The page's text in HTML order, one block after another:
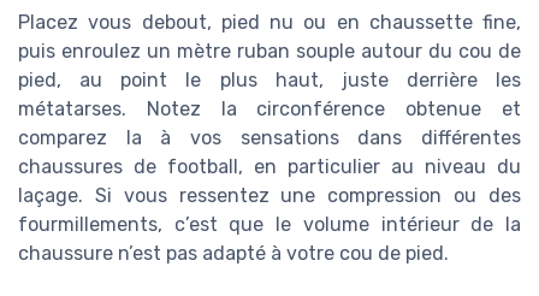
Placez vous debout, pied nu ou en chaussette fine,
puis enroulez un mètre ruban souple autour du cou de
pied, au point le plus haut, juste derrière les
métatarses. Notez la circonférence obtenue et
comparez la à vos sensations dans différentes
chaussures de football, en particulier au niveau du
laçage. Si vous ressentez une compression ou des
fourmillements, c’est que le volume intérieur de la
chaussure n’est pas adapté à votre cou de pied.